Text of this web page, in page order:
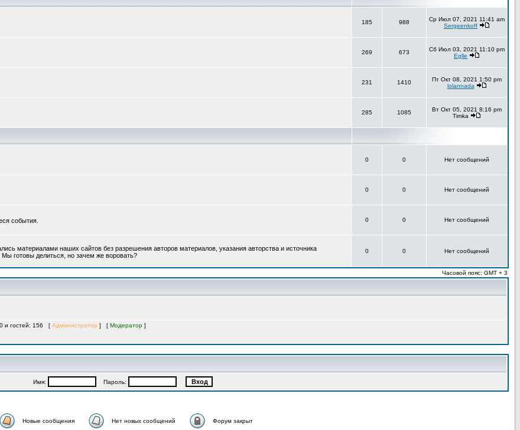
185 988
Ср Июл 07, 2021 11:41 am
Sergeenkoff
269 673
Сб Июл 03, 2021 11:10 pm
Eglle
231 1410
Пт Окт 08, 2021 1:50 pm
lolannada
285 1085
Вт Окт 05, 2021 8:16 pm
Timka
0 0 Нет сообщений
0 0 Нет сообщений
события. 0 0 Нет сообщений
материалами наших сайтов без разрешения авторов материалов, указания авторства и источника
готовы делиться, но зачем же воровать?
0 0 Нет сообщений
Часовой пояс: GMT + 3
0 и гостей: 156 [ Администратор ] [ Модератор ]
Имя: Пароль:
Новые сообщения Нет новых сообщений Форум закрыт